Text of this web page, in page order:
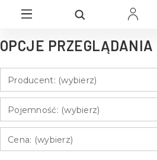
OPCJE PRZEGLĄDANIA
Producent: (wybierz)
Pojemność: (wybierz)
Cena: (wybierz)